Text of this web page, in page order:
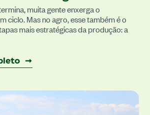
muita gente enxerga o
ciclo. Mas no agro, esse também é o
mais estratégicas da produção: a
➞